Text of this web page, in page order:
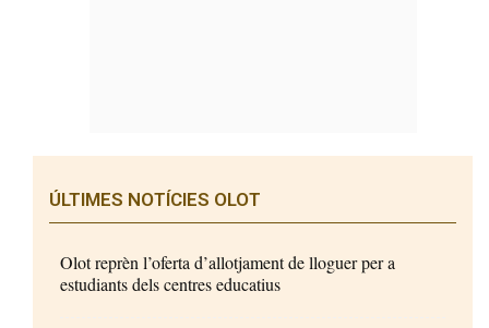
ÚLTIMES NOTÍCIES OLOT
Olot reprèn l’oferta d’allotjament de lloguer per a
estudiants dels centres educatius